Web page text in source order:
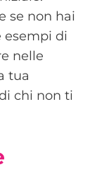
se non hai
esempi di
nelle
tua
chi non ti